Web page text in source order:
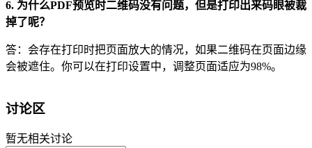
6. 为什么PDF预览时二维码没有问题，但是打印出来码眼被裁
掉了呢？
答：会存在打印时把页面放大的情况，如果二维码在页面边缘
会被遮住。你可以在打印设置中，调整页面适应为98%。
讨论区
暂无相关讨论